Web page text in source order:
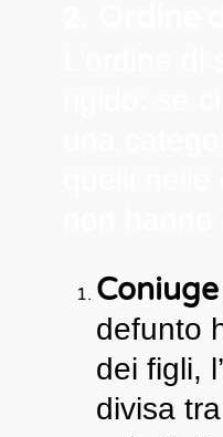
defunto
dei figli,
divisa